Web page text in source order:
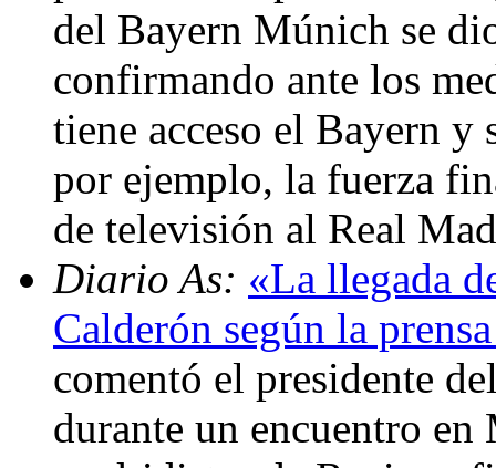
del Bayern Múnich se
confirmando ante los
tiene acceso el Bayern
por ejemplo, la fuerza
de televisión al Real
Diario As: «La llegada
Calderón según la
comentó el presidente
durante un encuentro